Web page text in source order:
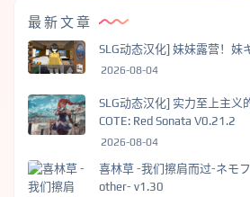
最新文章
SLG动态汉化] 妹妹露营！妹
2026-08-04
SLG动态汉化] 实力至上主义
COTE: Red Sonata V0.21.2
2026-08-04
喜林草 -我们擦肩而过-ネモ
other- v1.30